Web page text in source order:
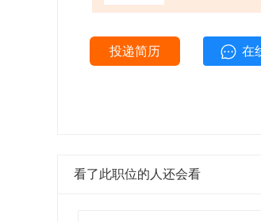
投递简历 在
看了此职位的人还会看